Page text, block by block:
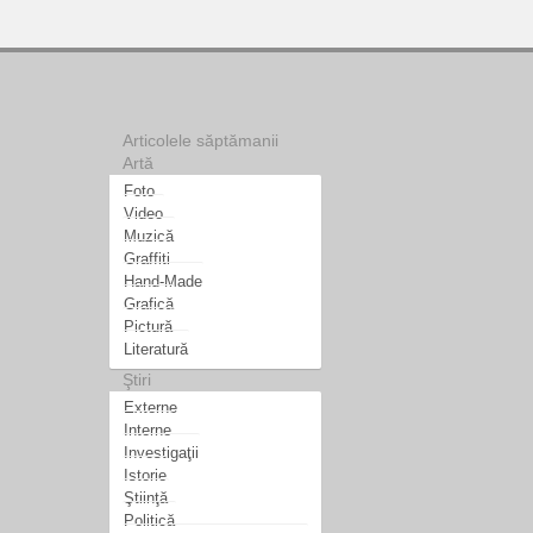
Articolele săptămanii
Artă
Foto
Video
Muzică
Graffiti
Hand-Made
Grafică
Pictură
Literatură
Ştiri
Externe
Interne
Investigaţii
Istorie
Ştiinţă
Politică